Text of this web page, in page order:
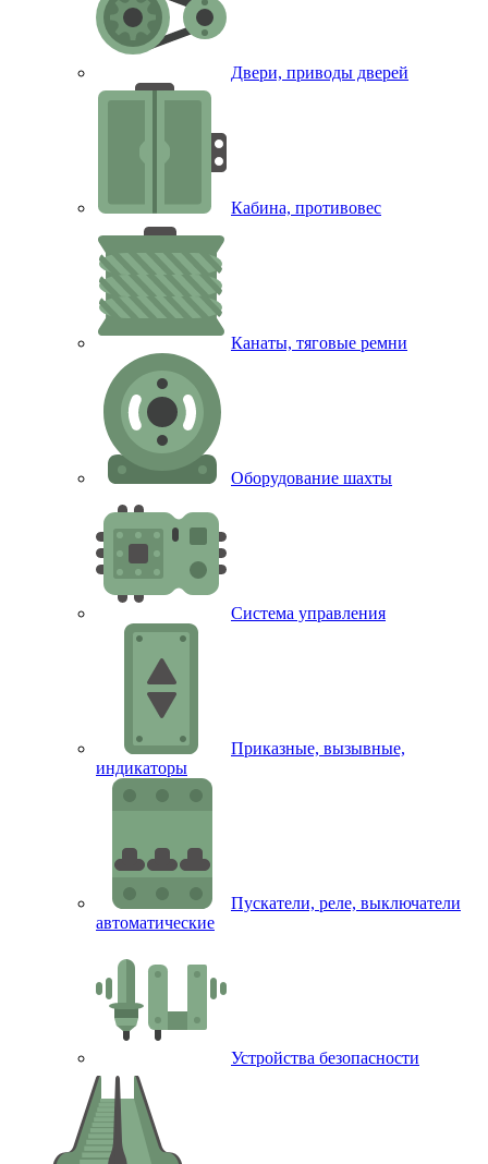
Двери, приводы дверей
Кабина, противовес
Канаты, тяговые ремни
Оборудование шахты
Система управления
Приказные, вызывные,
индикаторы
Пускатели, реле, выключатели
автоматические
Устройства безопасности